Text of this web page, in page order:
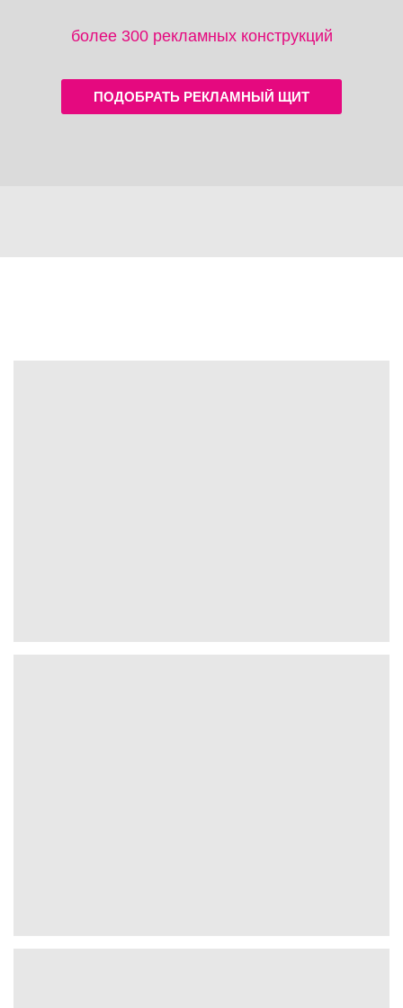
более 300 рекламных конструкций
ПОДОБРАТЬ РЕКЛАМНЫЙ ЩИТ